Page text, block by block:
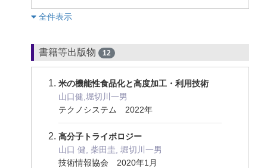
︎全件表示
書籍等出版物 12
米の機能性食品化と高度加工・利用技術
山口健,堀切川一男
テクノシステム 2022年
高分子トライボロジー
山口 健, 柴田圭, 堀切川一男
技術情報協会 2020年1月